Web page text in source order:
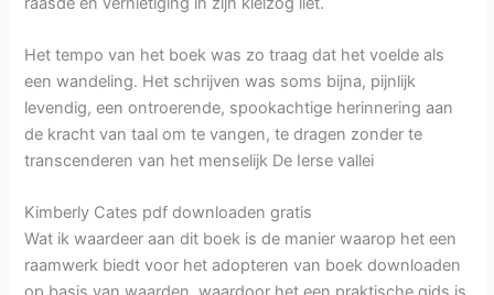
Het tempo van het boek was zo traag dat het voelde als
een wandeling. Het schrijven was soms bijna, pijnlijk
levendig, een ontroerende, spookachtige herinnering aan
de kracht van taal om te vangen, te dragen zonder te
transcenderen van het menselijk De Ierse vallei
Kimberly Cates pdf downloaden gratis
Wat ik waardeer aan dit boek is de manier waarop het een
raamwerk biedt voor het adopteren van boek downloaden